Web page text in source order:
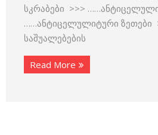
სკრაბები >>>
……ანტიცელულიტური ზეთები
საშუალებების
Read More